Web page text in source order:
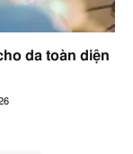
da toàn diện